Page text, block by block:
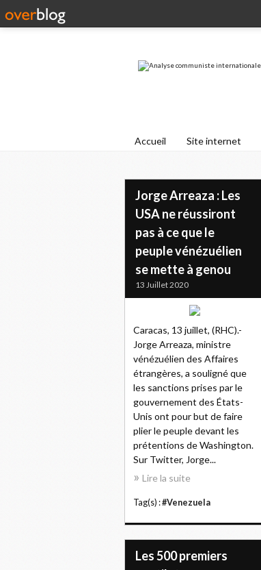
Accueil Site internet
Jorge Arreaza : Les
USA ne réussiront
pas à ce que le
peuple vénézuélien
se mette à genou
13 Juillet 2020
Caracas, 13 juillet, (RHC).-
Jorge Arreaza, ministre
vénézuélien des Affaires
étrangères, a souligné que
les sanctions prises par le
gouvernement des États-
Unis ont pour but de faire
plier le peuple devant les
prétentions de Washington.
Sur Twitter, Jorge...
Lire la suite
Tag(s) :#Venezuela
Les 500 premiers